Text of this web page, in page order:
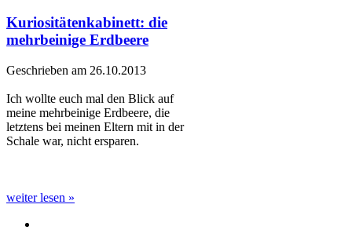
Kuriositätenkabinett: die
mehrbeinige Erdbeere
Geschrieben am 26.10.2013
Ich wollte euch mal den Blick auf
meine mehrbeinige Erdbeere, die
letztens bei meinen Eltern mit in der
Schale war, nicht ersparen.
weiter lesen »